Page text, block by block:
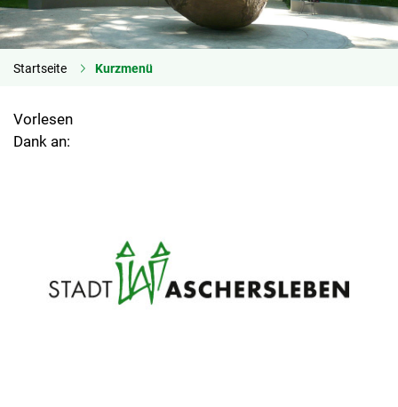
Startseite Kurzmenü
Vorlesen
Dank an: